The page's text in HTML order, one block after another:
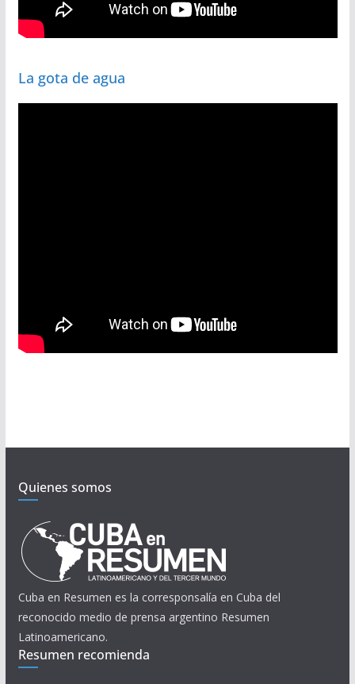
La gota de agua
Quienes somos
Cuba en Resumen es la corresponsalía en Cuba del
reconocido medio de prensa argentino Resumen
Latinoamericano.
Resumen recomienda